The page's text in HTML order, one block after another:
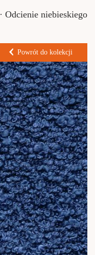
· Odcienie niebieskiego
Powrót do kolekcji